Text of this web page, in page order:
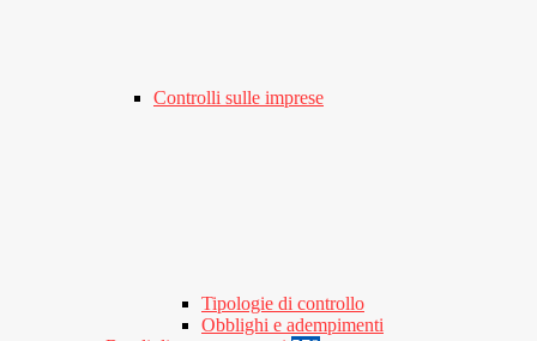
Controlli sulle imprese
Tipologie di controllo
Obblighi e adempimenti